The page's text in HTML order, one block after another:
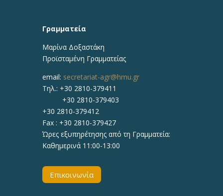
Γραμματεία
Μαρίνα Δοξαστάκη
Προϊσταμένη Γραμματείας
email: secretariat-agr@hmu.gr
Τηλ.: +30 2810-379411
+30 2810-379403
+30 2810-379412
Fax : +30 2810-379427
Ώρες εξυπηρέτησης από τη Γραμματεία:
Καθημερινά 11:00-13:00
Επικοινωνία